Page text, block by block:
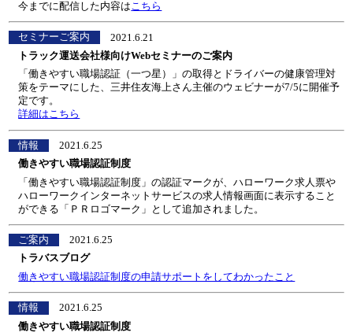
今までに配信した内容はこちら
セミナーご案内
2021.6.21
トラック運送会社様向けWebセミナーのご案内
「働きやすい職場認証（一つ星）」の取得とドライバーの健康管理対
策をテーマにした、三井住友海上さん主催のウェビナーが7/5に開催予
定です。
詳細はこちら
情報
2021.6.25
働きやすい職場認証制度
「働きやすい職場認証制度」の認証マークが、ハローワーク求人票や
ハローワークインターネットサービスの求人情報画面に表示すること
ができる「ＰＲロゴマーク」として追加されました。
ご案内
2021.6.25
トラバスブログ
働きやすい職場認証制度の申請サポートをしてわかったこと
情報
2021.6.25
働きやすい職場認証制度